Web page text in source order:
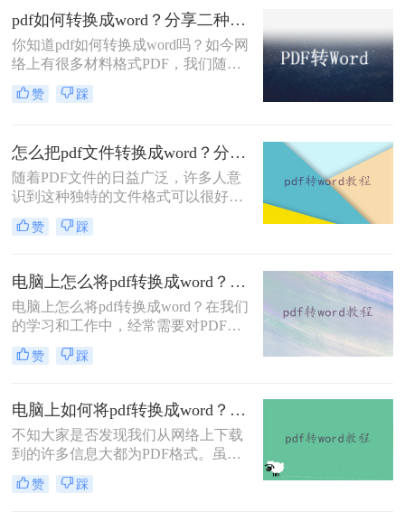
多小伙伴们都会选择将PDF文件转换
成Word再编辑修改，今天就来给大家
分享二种PDF转Word的方法，记得收
藏再看！
pdf如何转换成word？分享二种简单方法~
你知道pdf如何转换成word吗？如今网
络上有很多材料格式PDF，我们随便
下载的一份文件可能都是PDF格式
的，当你想要复制里面的内容或者是
如何转换成word，那么如何将PDF转
换Word呢？今日小编为大家解答这个
让很多人好奇的问题，下面一起看看
吧。
赞 踩
怎么把pdf文件转换成word？分享一种简单方法~
随着PDF文件的日益广泛，许多人意
识到这种独特的文件格式可以很好地
保护里面的数据和数据，但当需要修
改时却很难下手。想要修改PDF文
word，在Word文档上面修改，那么怎
么把pdf文件转换成word呢？下面一起
看看这个方法吧。
赞 踩
电脑上怎么将pdf转换成word？下面二种方法马上教会你
电脑上怎么将pdf转换成word？在我们
的学习和工作中，经常需要对PDF文
档进行转换。转换时，大家是否遇到
过PDF转换乱码、转换时排版错乱、
题？
赞 踩
电脑上如何将pdf转换成word？分享2种简单方法~
不知大家是否发现我们从网络上下载
到的许多信息大都为PDF格式。虽然
说该文件的格式是非常好用，而且极
其清晰，演示起来非常的方便快捷，
赞 踩